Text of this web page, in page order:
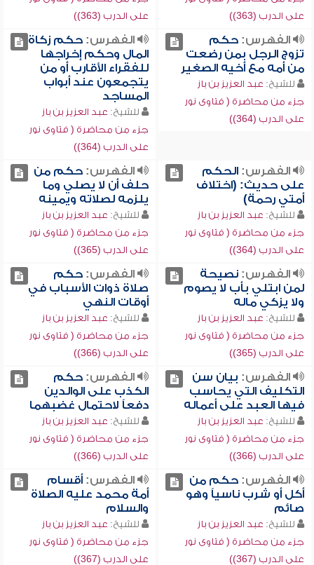
على الدرب (363))
على الدرب (363))
الفهرس:حكم
تزوج الرجل بمن رضعت
من أمه مع أخيه الصغير
للشيخ: عبد العزيز بن باز
جزء من محاضرة ( فتاوى نور
على الدرب (364))
الفهرس:حكم زكاة
المال وحكم إخراجها
للفقراء الأقارب أو من
يتجمعون عند أبواب
المساجد
للشيخ: عبد العزيز بن باز
جزء من محاضرة ( فتاوى نور
على الدرب (364))
الفهرس:الحكم
على حديث: (اختلاف
أمتي رحمة)
للشيخ: عبد العزيز بن باز
جزء من محاضرة ( فتاوى نور
على الدرب (364))
الفهرس:حكم من
حلف أن لا يصلي وما
يلزمه لصلاته ويمينه
للشيخ: عبد العزيز بن باز
جزء من محاضرة ( فتاوى نور
على الدرب (365))
الفهرس:نصيحة
لمن ابتلي بأب لا يصوم
ولا يزكي ماله
للشيخ: عبد العزيز بن باز
جزء من محاضرة ( فتاوى نور
على الدرب (365))
الفهرس:حكم
صلاة ذوات الأسباب في
أوقات النهي
للشيخ: عبد العزيز بن باز
جزء من محاضرة ( فتاوى نور
على الدرب (366))
الفهرس: بيان سن
التكليف التي يحاسب
فيها العبد على أعماله
للشيخ: عبد العزيز بن باز
جزء من محاضرة ( فتاوى نور
على الدرب (366))
الفهرس:حكم
الكذب على الوالدين
دفعاً لاحتمال غضبهما
للشيخ: عبد العزيز بن باز
جزء من محاضرة ( فتاوى نور
على الدرب (366))
الفهرس:حكم من
أكل أو شرب ناسياً وهو
صائم
للشيخ: عبد العزيز بن باز
جزء من محاضرة ( فتاوى نور
على الدرب (367))
الفهرس:أقسام
أمة محمد عليه الصلاة
والسلام
للشيخ: عبد العزيز بن باز
جزء من محاضرة ( فتاوى نور
على الدرب (367))